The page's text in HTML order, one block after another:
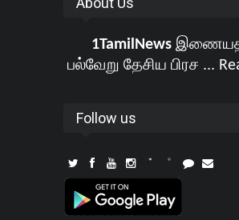
1TamilNews
பல்வேறு தேசிய பிரச ...
Follow us